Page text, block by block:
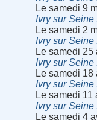
Le samedi 9
Ivry sur Seine
Le samedi 2
Ivry sur Seine
Le samedi
Ivry sur Seine
Le samedi
Ivry sur Seine
Le samedi
Ivry sur Seine
Le samedi 4